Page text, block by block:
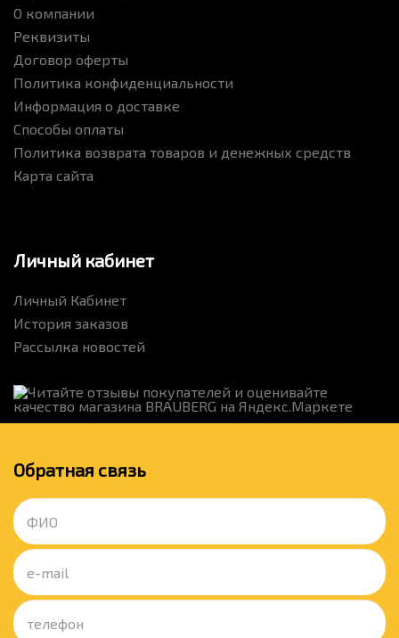
О компании
Реквизиты
Договор оферты
Политика конфиденциальности
Информация о доставке
Способы оплаты
Политика возврата товаров и денежных средств
Карта сайта
Личный кабинет
Личный Кабинет
История заказов
Рассылка новостей
Обратная связь